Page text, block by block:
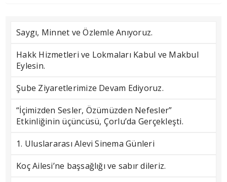
Saygı, Minnet ve Özlemle Anıyoruz.
Hakk Hizmetleri ve Lokmaları Kabul ve Makbul
Eylesin.
Şube Ziyaretlerimize Devam Ediyoruz.
“İçimizden Sesler, Özümüzden Nefesler”
Etkinliğinin üçüncüsü, Çorlu’da Gerçekleşti.
1. Uluslararası Alevi Sinema Günleri
Koç Ailesi’ne başsağlığı ve sabır dileriz.